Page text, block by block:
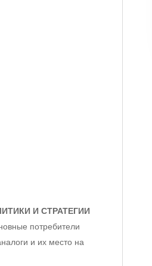
И СТРАТЕГИИ
потребители
и их место на